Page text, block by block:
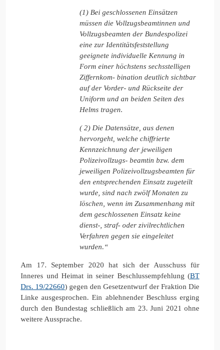
(1) Bei geschlossenen Einsätzen
müssen die Vollzugsbeamtinnen und
Vollzugsbeamten der Bundespolizei
eine zur Identitätsfeststellung
geeignete individuelle Kennung in
Form einer höchstens sechsstelligen
Ziffernkom- bination deutlich sichtbar
auf der Vorder- und Rückseite der
Uniform und an beiden Seiten des
Helms tragen.
( 2) Die Datensätze, aus denen
hervorgeht, welche chiffrierte
Kennzeichnung der jeweiligen
Polizeivollzugs- beamtin bzw. dem
jeweiligen Polizeivollzugsbeamten für
den entsprechenden Einsatz zugeteilt
wurde, sind nach zwölf Monaten zu
löschen, wenn im Zusammenhang mit
dem geschlossenen Einsatz keine
dienst-, straf- oder zivilrechtlichen
Verfahren gegen sie eingeleitet
wurden.“
Am 17. September 2020 hat sich der Ausschuss für
Inneres und Heimat in seiner Beschlussempfehlung (BT
Drs. 19/22660) gegen den Gesetzentwurf der Fraktion Die
Linke ausgesprochen. Ein ablehnender Beschluss erging
durch den Bundestag schließlich am 23. Juni 2021 ohne
weitere Aussprache.